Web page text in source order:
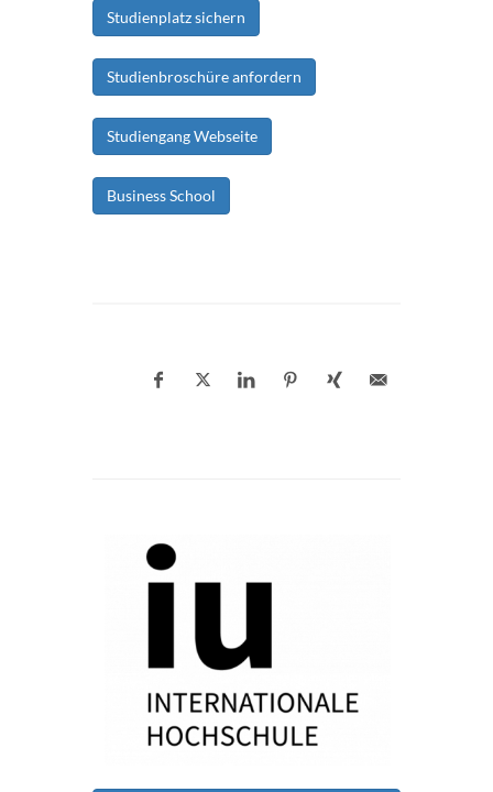
Studienplatz sichern
Studienbroschüre anfordern
Studiengang Webseite
Business School